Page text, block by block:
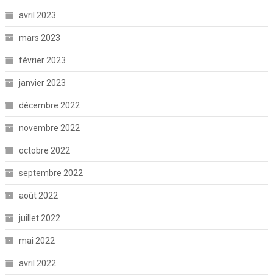
avril 2023
mars 2023
février 2023
janvier 2023
décembre 2022
novembre 2022
octobre 2022
septembre 2022
août 2022
juillet 2022
mai 2022
avril 2022